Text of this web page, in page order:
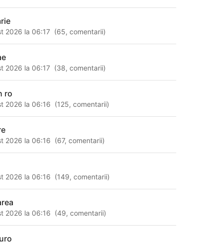
2026 la 06:17 (65,comentarii)
2026 la 06:17 (38,comentarii)
ro
2026 la 06:16 (125,comentarii)
2026 la 06:16 (67,comentarii)
2026 la 06:16 (149,comentarii)
2026 la 06:16 (49,comentarii)